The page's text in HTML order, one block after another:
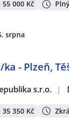
55 000 Kč
srpna
- Plzeň,
s.r.o. |
35 350 Kč